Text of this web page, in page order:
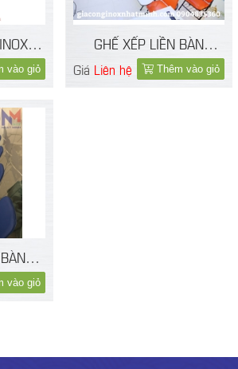
vào giỏ
GHẾ XẾP LIỀN BÀN
KHUNG SẮT
Giá Liên hệ Thêm vào giỏ
vào giỏ